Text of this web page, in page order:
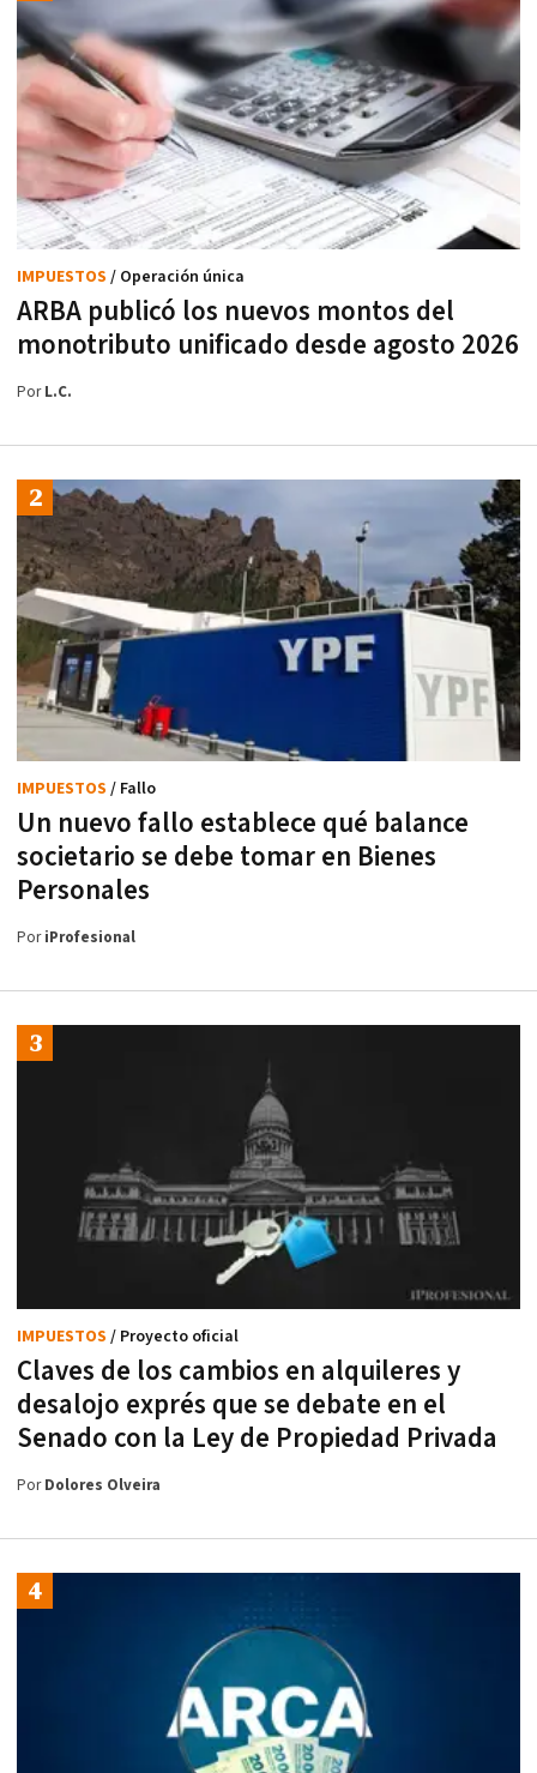
ARBA publicó los nuevos montos del
monotributo unificado desde agosto 2026
IMPUESTOS / Operación única
PorL.C.
Un nuevo fallo establece qué balance
societario se debe tomar en Bienes
Personales
IMPUESTOS / Fallo
PoriProfesional
Claves de los cambios en alquileres y
desalojo exprés que se debate en el
Senado con la Ley de Propiedad Privada
IMPUESTOS / Proyecto oficial
PorDolores Olveira